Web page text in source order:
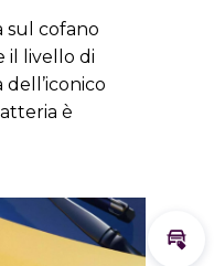
sul cofano
il livello di
dell’iconico
è